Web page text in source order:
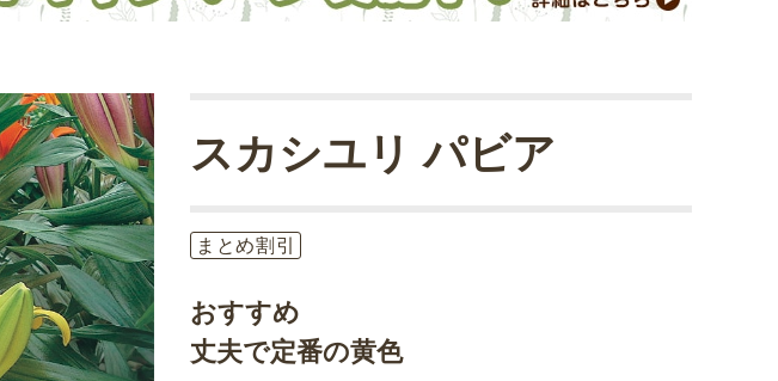
まとめ割引
おすすめ
丈夫で定番の黄色
スカシユリ パビア